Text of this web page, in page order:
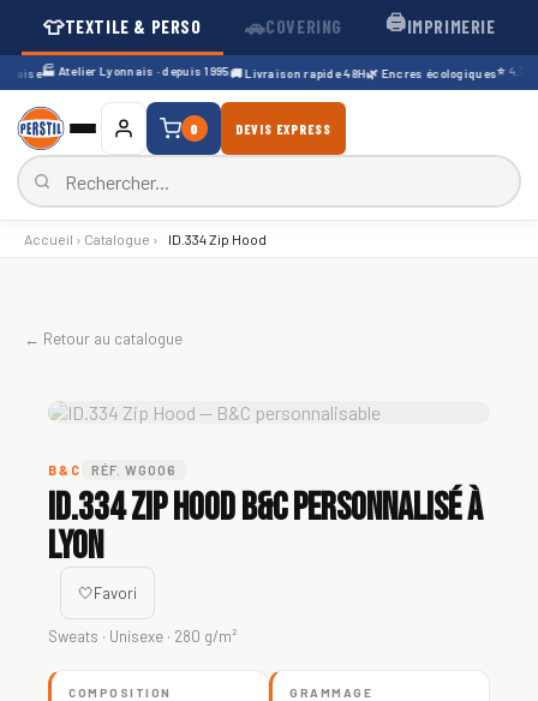
👕TEXTILE & PERSO 🚗COVERING 🖨️IMPRIMERIE
🏭 Atelier Lyonnais · depuis 1995🚚 Livraison rapide 48H🌿 Encres écologiques⭐ 4,7/5 ·
0 DEVIS EXPRESS
Accueil › Catalogue › ID.334 Zip Hood
← Retour au catalogue
B&C RÉF. WG006
ID.334 Zip Hood B&C personnalisé à
Lyon
🤍Favori
Sweats · Unisexe · 280 g/m²
COMPOSITION GRAMMAGE